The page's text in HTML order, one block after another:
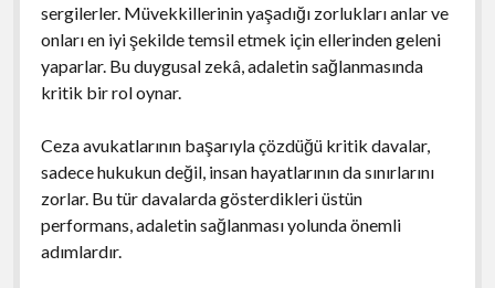
sergilerler. Müvekkillerinin yaşadığı zorlukları anlar ve
onları en iyi şekilde temsil etmek için ellerinden geleni
yaparlar. Bu duygusal zekâ, adaletin sağlanmasında
kritik bir rol oynar.
Ceza avukatlarının başarıyla çözdüğü kritik davalar,
sadece hukukun değil, insan hayatlarının da sınırlarını
zorlar. Bu tür davalarda gösterdikleri üstün
performans, adaletin sağlanması yolunda önemli
adımlardır.